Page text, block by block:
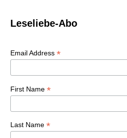
Leseliebe-Abo
Email Address *
First Name *
Last Name *